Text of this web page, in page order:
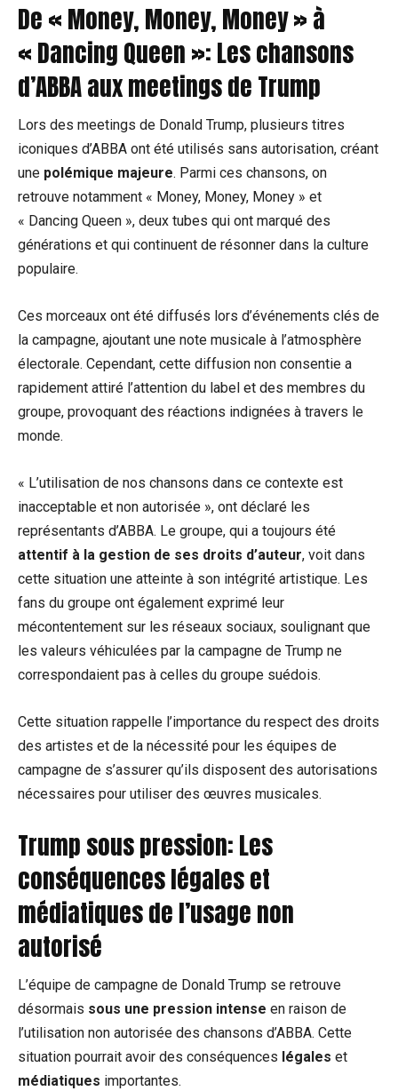
De « Money, Money, Money » à
« Dancing Queen »: Les chansons
d’ABBA aux meetings de Trump
Lors des meetings de Donald Trump, plusieurs titres
iconiques d’ABBA ont été utilisés sans autorisation, créant
une polémique majeure. Parmi ces chansons, on
retrouve notamment « Money, Money, Money » et
« Dancing Queen », deux tubes qui ont marqué des
générations et qui continuent de résonner dans la culture
populaire.
Ces morceaux ont été diffusés lors d’événements clés de
la campagne, ajoutant une note musicale à l’atmosphère
électorale. Cependant, cette diffusion non consentie a
rapidement attiré l’attention du label et des membres du
groupe, provoquant des réactions indignées à travers le
monde.
« L’utilisation de nos chansons dans ce contexte est
inacceptable et non autorisée », ont déclaré les
représentants d’ABBA. Le groupe, qui a toujours été
attentif à la gestion de ses droits d’auteur, voit dans
cette situation une atteinte à son intégrité artistique. Les
fans du groupe ont également exprimé leur
mécontentement sur les réseaux sociaux, soulignant que
les valeurs véhiculées par la campagne de Trump ne
correspondaient pas à celles du groupe suédois.
Cette situation rappelle l’importance du respect des droits
des artistes et de la nécessité pour les équipes de
campagne de s’assurer qu’ils disposent des autorisations
nécessaires pour utiliser des œuvres musicales.
Trump sous pression: Les
conséquences légales et
médiatiques de l’usage non
autorisé
L’équipe de campagne de Donald Trump se retrouve
désormais sous une pression intense en raison de
l’utilisation non autorisée des chansons d’ABBA. Cette
situation pourrait avoir des conséquences légales et
médiatiques importantes.